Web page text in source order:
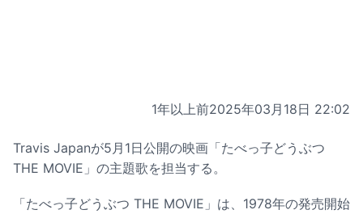
1年以上前2025年03月18日 22:02
Travis Japanが5月1日公開の映画「たべっ子どうぶつ
THE MOVIE」の主題歌を担当する。
「たべっ子どうぶつ THE MOVIE」は、1978年の発売開始